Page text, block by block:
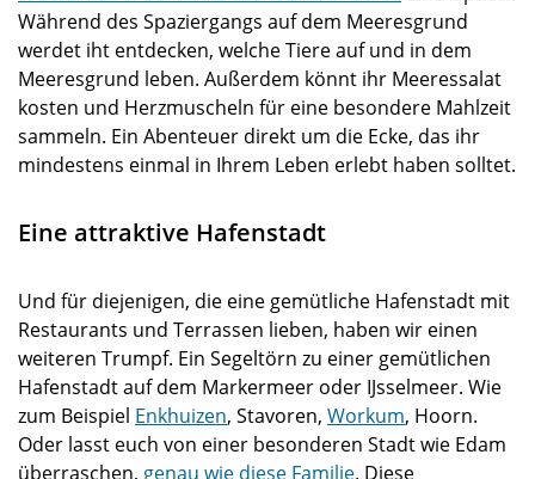
Während des Spaziergangs auf dem Meeresgrund
werdet iht entdecken, welche Tiere auf und in dem
Meeresgrund leben. Außerdem könnt ihr Meeressalat
kosten und Herzmuscheln für eine besondere Mahlzeit
sammeln. Ein Abenteuer direkt um die Ecke, das ihr
mindestens einmal in Ihrem Leben erlebt haben solltet.
Eine attraktive Hafenstadt
Und für diejenigen, die eine gemütliche Hafenstadt mit
Restaurants und Terrassen lieben, haben wir einen
weiteren Trumpf. Ein Segeltörn zu einer gemütlichen
Hafenstadt auf dem Markermeer oder IJsselmeer. Wie
zum Beispiel Enkhuizen, Stavoren, Workum, Hoorn.
Oder lasst euch von einer besonderen Stadt wie Edam
überraschen, genau wie diese Familie. Diese